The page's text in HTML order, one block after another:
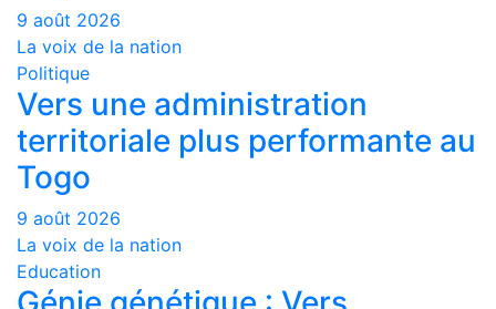
9 août 2026
La voix de la nation
Politique
Vers une administration
territoriale plus performante au
Togo
9 août 2026
La voix de la nation
Education